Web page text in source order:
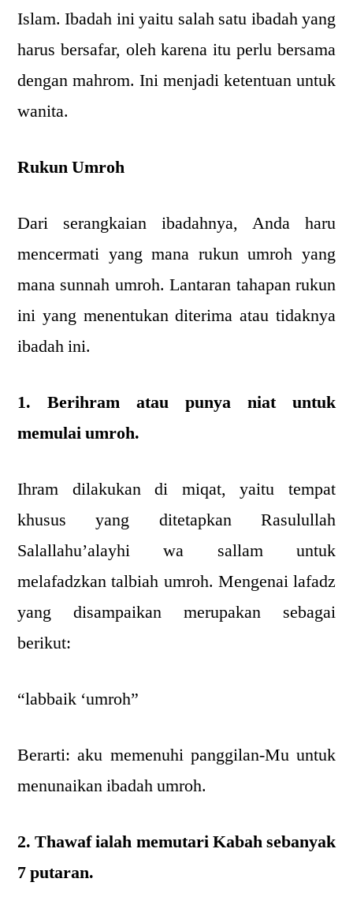
Islam. Ibadah ini yaitu salah satu ibadah yang
harus bersafar, oleh karena itu perlu bersama
dengan mahrom. Ini menjadi ketentuan untuk
wanita.
Rukun Umroh
Dari serangkaian ibadahnya, Anda haru
mencermati yang mana rukun umroh yang
mana sunnah umroh. Lantaran tahapan rukun
ini yang menentukan diterima atau tidaknya
ibadah ini.
1. Berihram atau punya niat untuk
memulai umroh.
Ihram dilakukan di miqat, yaitu tempat
khusus yang ditetapkan Rasulullah
Salallahu’alayhi wa sallam untuk
melafadzkan talbiah umroh. Mengenai lafadz
yang disampaikan merupakan sebagai
berikut:
“labbaik ‘umroh”
Berarti: aku memenuhi panggilan-Mu untuk
menunaikan ibadah umroh.
2. Thawaf ialah memutari Kabah sebanyak
7 putaran.